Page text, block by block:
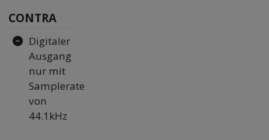
CONTRA
Digitaler
Ausgang
nur mit
Samplerate
von
44.1kHz